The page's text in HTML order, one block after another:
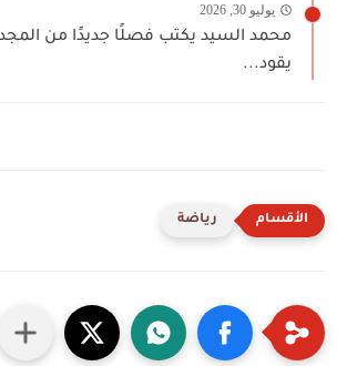
يوليو 30, 2026
محمد السيد يكتب فصلًا جديدًا من
يقود...
رياضة